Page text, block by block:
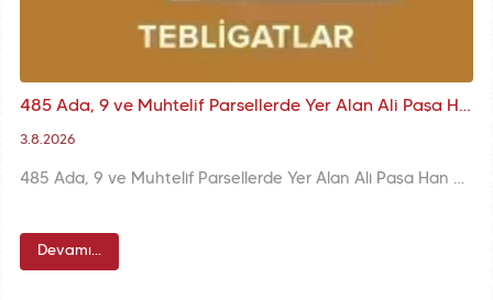
485 Ada, 9 ve Muhtelif Parsellerde Yer Alan Ali Paşa Han Kurul Kararı
3.8.2026
485 Ada, 9 ve Muhtelif Parsellerde Yer Alan Ali Paşa Han Kurul Kararı
Devamı...